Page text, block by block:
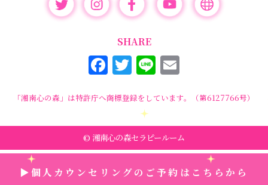
SHARE
F
c
e
b
o
T
it
te
r
Li
e ai
l
▶個人カウンセリングのご予約はこちらから
「湘南心の森」は特許庁へ商標登録をしています。（第6127766号）
© 湘南心の森セラピールーム